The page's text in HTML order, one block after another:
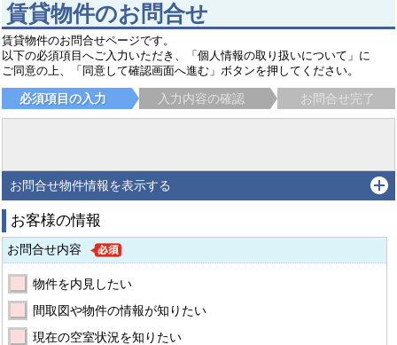
賃貸物件のお問合せ
賃貸物件のお問合せページです。
以下の必須項目へご入力いただき、「個人情報の取り扱いについて」に
ご同意の上、「同意して確認画面へ進む」ボタンを押してください。
必須項目の入力 入力内容の確認 お問合せ完了
お問合せ物件情報を表示する
お客様の情報
お問合せ内容
物件を内見したい
間取図や物件の情報が知りたい
現在の空室状況を知りたい